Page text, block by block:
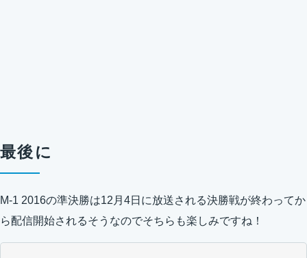
最後に
M-1 2016の準決勝は12月4日に放送される決勝戦が終わってか
ら配信開始されるそうなのでそちらも楽しみですね！